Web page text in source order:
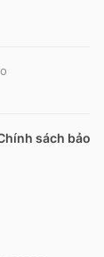
sách bảo